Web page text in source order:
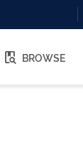
BROWSE